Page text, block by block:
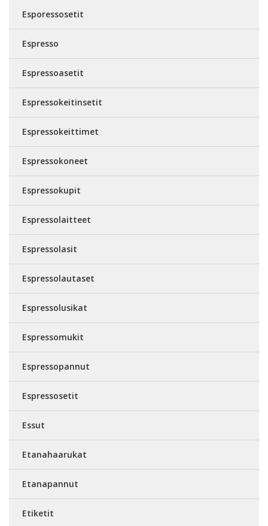
Esporessosetit
Espresso
Espressoasetit
Espressokeitinsetit
Espressokeittimet
Espressokoneet
Espressokupit
Espressolaitteet
Espressolasit
Espressolautaset
Espressolusikat
Espressomukit
Espressopannut
Espressosetit
Essut
Etanahaarukat
Etanapannut
Etiketit